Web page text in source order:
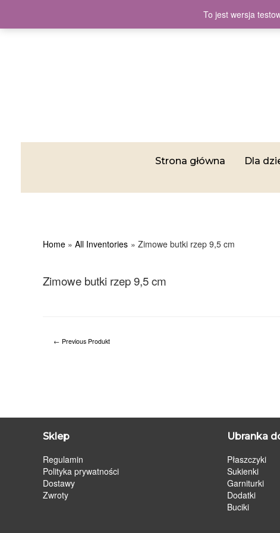
Strona główna Dla
Home All Inventories Zimowe butki rzep 9,5 cm
Zimowe butki rzep 9,5 cm
← Previous Produkt
Sklep
Regulamin
Polityka prywatności
Dostawy
Zwroty
Ubranka
Płaszczyki
Sukienki
Garniturki
Dodatki
Buciki
To jest wersja